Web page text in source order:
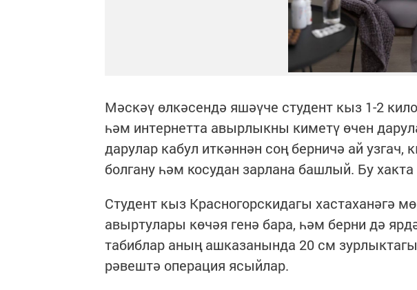
Мәскәү өлкәсендә яшәүче студент кыз 1-2
һәм интернетта авырлыкны киметү өчен
дарулар кабул иткәннән соң берничә ай узгач,
болгану һәм косудан зарлана башлый. Бу
Студент кыз Красногорскидагы хастаханәгә
авыртулары көчәя генә бара, һәм берни дә
табиблар аның ашказанында 20 см
рәвештә операция ясыйлар.